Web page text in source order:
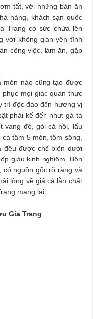
tất, với những bàn ăn
hàng, khách sạn quốc
Trang có sức chứa lên
với không gian yên tĩnh
công việc, làm ăn, gặp
món nào cũng tạo được
mọi giác quan thực
trí độc đáo đến hương vị
phải kể đến như: gà ta
vang đỏ, gỏi cá hồi, lẩu
tầm 5 món, tôm sông,
đều được chế biến dưới
giàu kinh nghiệm. Bên
có nguồn gốc rõ ràng và
lòng về giá cả lẫn chất
mang lại.
Gia Trang